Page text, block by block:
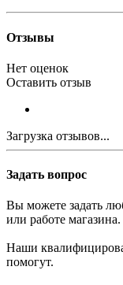
Отзывы
Нет оценок
Оставить отзыв
Загрузка отзывов...
Задать вопрос
Вы можете задать
или работе магазина.
Наши
помогут.